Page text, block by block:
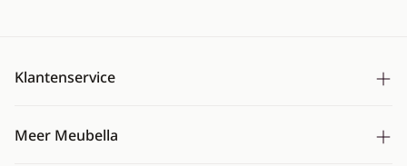
Klantenservice
Meer Meubella